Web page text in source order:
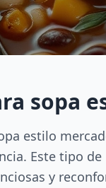
sopa
estilo
Este tipo
y